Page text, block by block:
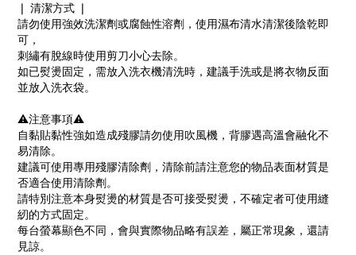
❘ 清潔方式 ❘
請勿使用強效洗潔劑或腐蝕性溶劑，使用濕布清水清潔後陰乾即
可，
刺繡有脫線時使用剪刀小心去除。
如已熨燙固定，需放入洗衣機清洗時，建議手洗或是將衣物反面
並放入洗衣袋。
⚠️注意事項⚠️
自黏貼黏性強如造成殘膠請勿使用吹風機，背膠遇高溫會融化不
易清除。
建議可使用專用殘膠清除劑，清除前請注意您的物品表面材質是
否適合使用清除劑。
請特別注意本身熨燙的材質是否可接受熨燙，不確定者可使用縫
紉的方式固定。
每台螢幕顯色不同，會與實際物品略有誤差，屬正常現象，還請
見諒。